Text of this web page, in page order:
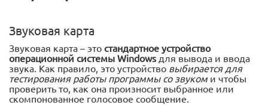
Звуковая карта
Звуковая карта – это стандартное устройство
операционной системы Windows для вывода и ввода
звука. Как правило, это устройство выбирается для
тестирования работы программы со звуком и чтобы
проверить то, как она произносит выбранное или
скомпонованное голосовое сообщение.